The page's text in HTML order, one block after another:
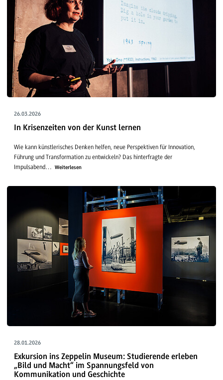
26.03.2026
In Krisenzeiten von der Kunst lernen
Wie kann künstlerisches Denken helfen, neue Perspektiven für Innovation,
Führung und Transformation zu entwickeln? Das hinterfragte der
Impulsabend…
Weiterlesen
28.01.2026
Exkursion ins Zeppelin Museum: Studierende erleben
„Bild und Macht“ im Spannungsfeld von
Kommunikation und Geschichte